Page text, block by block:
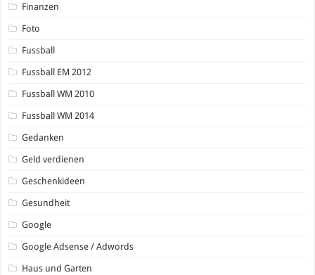
Finanzen
Foto
Fussball
Fussball EM 2012
Fussball WM 2010
Fussball WM 2014
Gedanken
Geld verdienen
Geschenkideen
Gesundheit
Google
Google Adsense / Adwords
Haus und Garten